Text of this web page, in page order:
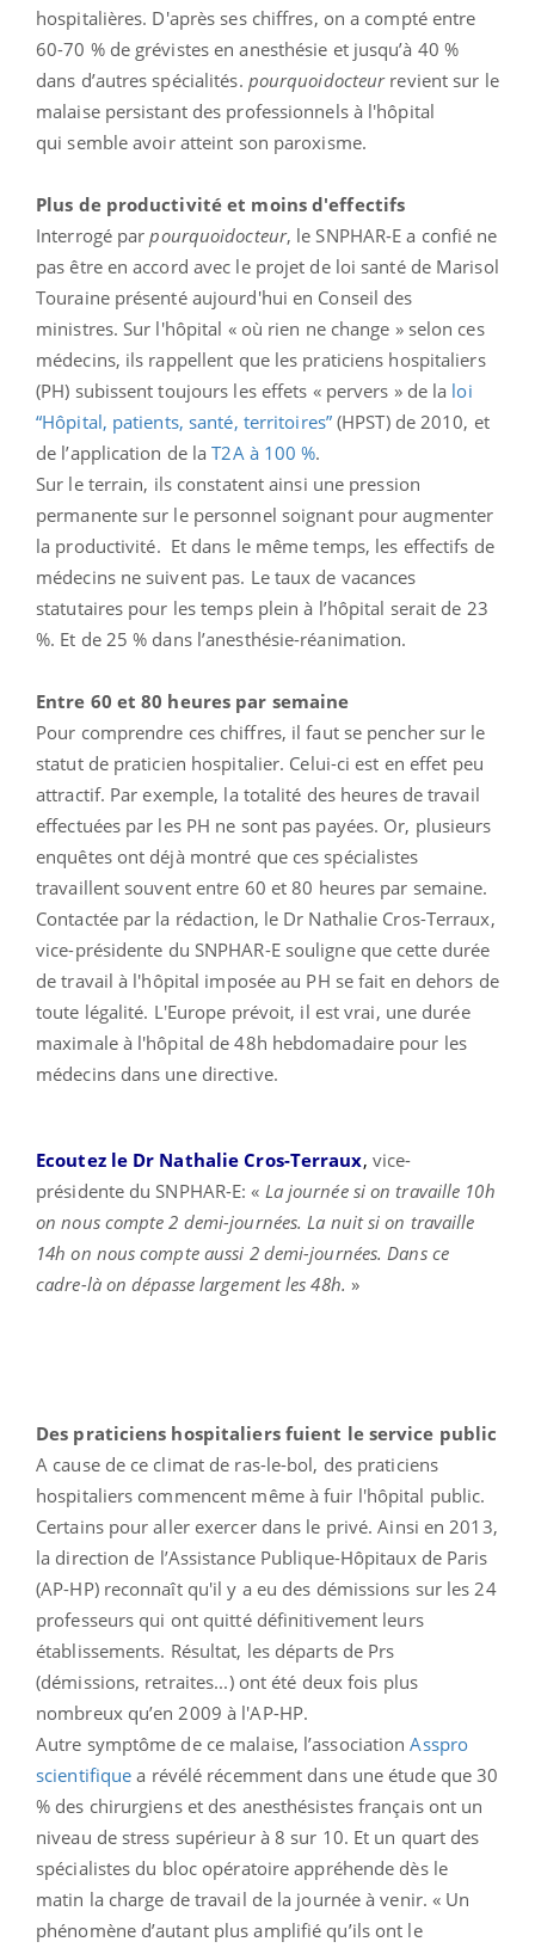
hospitalières. D'après ses chiffres, on a compté entre
60-70 % de grévistes en anesthésie et jusqu’à 40 %
dans d’autres spécialités. pourquoidocteurrevient sur le
malaise persistant des professionnels à l'hôpital
qui semble avoir atteint son paroxisme.
Plus de productivité et moins d'effectifs
Interrogé parpourquoidocteur, le SNPHAR-E a confié ne
pas être en accord avec le projet de loi santé de Marisol
Touraine présenté aujourd'hui en Conseil des
ministres. Sur l'hôpital « où rien ne change » selon ces
médecins, ils rappellent que les praticiens hospitaliers
(PH) subissent toujours les effets « pervers » de la loi
“Hôpital, patients, santé, territoires”(HPST) de 2010, et
de l’application de laT2A à 100 %.
Sur le terrain, ils constatent ainsi une pression
permanente sur le personnel soignant pour augmenter
la productivité. Et dans le même temps, les effectifs de
médecins ne suivent pas. Le taux de vacances
statutaires pour les temps plein à l’hôpital serait de 23
%. Et de 25 % dans l’anesthésie-réanimation.
Entre 60 et 80 heures par semaine
Pour comprendre ces chiffres, il faut se pencher sur le
statut de praticien hospitalier. Celui-ci est en effet peu
attractif. Par exemple, la totalité des heures de travail
effectuées par les PH ne sont pas payées. Or, plusieurs
enquêtes ont déjà montré que ces spécialistes
travaillent souvent entre 60 et 80 heures par semaine.
Contactée par la rédaction, le Dr Nathalie Cros-Terraux,
vice-présidente du SNPHAR-E souligne que cette durée
de travail à l'hôpital imposée au PH se fait en dehors de
toute légalité. L'Europe prévoit, il est vrai, une durée
maximale à l'hôpital de 48h hebdomadaire pour les
médecins dans une directive.
Ecoutez le Dr Nathalie Cros-Terraux, vice-
présidente du SNPHAR-E: « La journée si on travaille 10h
on nous compte 2 demi-journées. La nuit si on travaille
14h on nous compte aussi 2 demi-journées. Dans ce
cadre-là on dépasse largement les 48h. »
Des praticiens hospitaliers fuient le service public
A cause de ce climat de ras-le-bol, des praticiens
hospitaliers commencent même à fuir l'hôpital public.
Certains pour aller exercer dans le privé. Ainsi en 2013,
la direction de l’Assistance Publique-Hôpitaux de Paris
(AP-HP) reconnaît qu'il y a eu des démissions sur les 24
professeurs qui ont quitté définitivement leurs
établissements. Résultat, les départs de Prs
(démissions, retraites...) ont été deux fois plus
nombreux qu’en 2009 à l'AP-HP.
Autre symptôme de ce malaise, l’association Asspro
scientifique a révélé récemment dans une étude que 30
% des chirurgiens et des anesthésistes français ont un
niveau de stress supérieur à 8 sur 10. Et un quart des
spécialistes du bloc opératoire appréhende dès le
matin la charge de travail de la journée à venir. « Un
phénomène d’autant plus amplifié qu’ils ont le